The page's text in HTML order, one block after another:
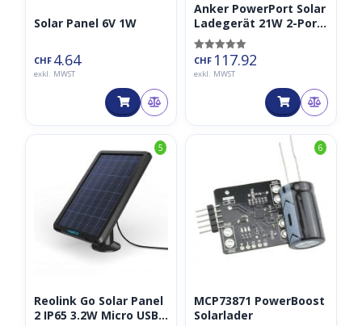
Solar Panel 6V 1W
CHF 4.64
exkl. MWST
Anker PowerPort Solar
Ladegerät 21W 2-Port,
USB Solarladegerät
Bewertet mit
von 5
CHF 117.92
exkl. MWST
5
Reolink Go Solar Panel
2 IP65 3.2W Micro USB
6
MCP73871 PowerBoost
Solarlader